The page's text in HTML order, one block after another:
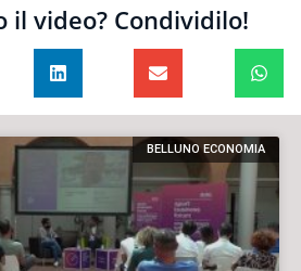
il video? Condividilo!
BELLUNO ECONOMIA